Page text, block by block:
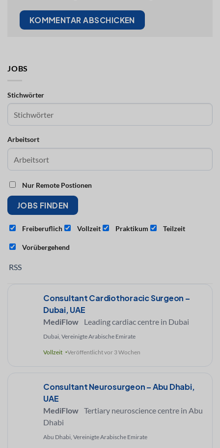
JOBS
Stichwörter
Arbeitsort
Nur Remote Postionen
Freiberuflich Vollzeit Praktikum Teilzeit
Vorübergehend
RSS
Consultant Cardiothoracic Surgeon –
Dubai, UAE
MediFlow Leading cardiac centre in Dubai
Dubai, Vereinigte Arabische Emirate
Vollzeit Veröffentlicht vor 3 Wochen
Consultant Neurosurgeon – Abu Dhabi,
UAE
MediFlow Tertiary neuroscience centre in Abu
Dhabi
Abu Dhabi, Vereinigte Arabische Emirate